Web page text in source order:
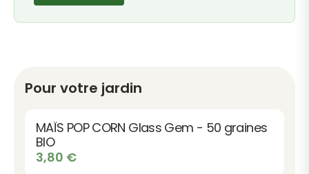
Pour votre jardin
MAÏS POP CORN Glass Gem - 50 graines
BIO
3,80 €